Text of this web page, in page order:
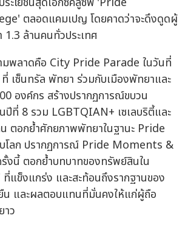
ตลอดแคมเปญ โดยคาดว่าจะดึงดูดผู้
1.3 ล้านคนทั่วประเทศ
มพลาดคือ City Pride Parade ในวันที่
เซ็นทรัล พัทยา ร่วมกับเมืองพัทยาและ
องค์กร สร้างปรากฏการณ์ขบวน
ปีที่ 8 รวม LGBTQIAN+ เซเลบริตี้และ
ตอกย้ำศักยภาพพัทยาในฐานะ Pride
โลก ปรากฏการณ์ Pride Moments &
งนี้ ตอกย้ำบทบาทของทรัพย์สินใน
แข็งแกร่ง และสะท้อนถึงรากฐานของ
น และผลตอบแทนที่มั่นคงให้แก่ผู้ถือ
าว